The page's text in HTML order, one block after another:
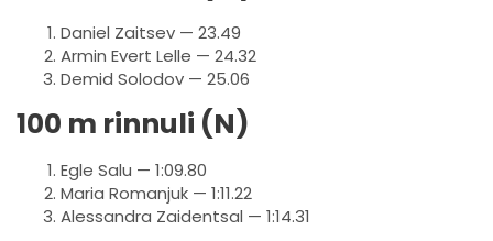
Daniel Zaitsev — 23.49
Armin Evert Lelle — 24.32
Demid Solodov — 25.06
100 m rinnuli (N)
Egle Salu — 1:09.80
Maria Romanjuk — 1:11.22
Alessandra Zaidentsal — 1:14.31